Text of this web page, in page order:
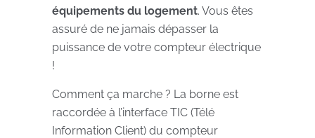
équipements du logement. Vous êtes
assuré de ne jamais dépasser la
puissance de votre compteur électrique
!
Comment ça marche ? La borne est
raccordée à l’interface TIC (Télé
Information Client) du compteur